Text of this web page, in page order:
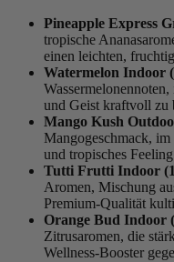
Pineapple Express
tropische
einen leichten,
Watermelon Indoor
und Geist kraftvoll zu
Mango Kush
Mangogeschmack, im
und tropisches
Tutti Frutti Indoor
Aromen, Mischung
Premium-Qualität
Orange Bud Indoor
Zitrusaromen, die
Wellness-Booster